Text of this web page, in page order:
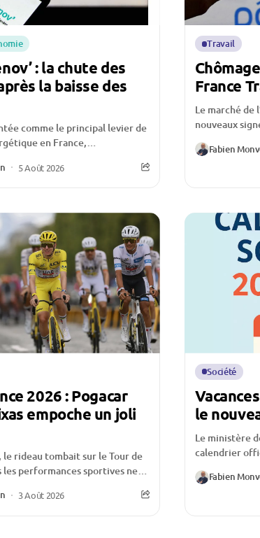
: la chute des
la baisse des
comme le principal levier de
en France,
une période
Depuis la réduction de
5 Août 2026
Travail
France
Le marché de
nouveaux
trimestre
d’emploi
Fabien
2026 : Pogacar
empoche un joli
le rideau tombait sur le Tour de
les performances sportives ne
3 Août 2026
Société
le
Le ministère
calendrier
l’année
un rendez-
Fabien